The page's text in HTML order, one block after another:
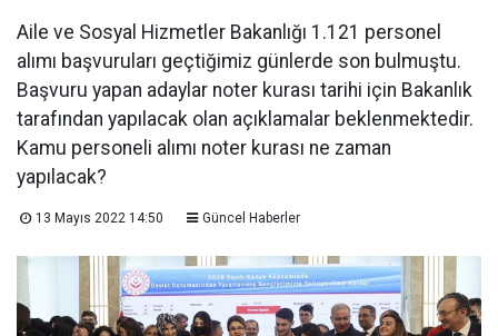
Aile ve Sosyal Hizmetler Bakanlığı 1.121 personel
alımı başvuruları geçtiğimiz günlerde son bulmuştu.
Başvuru yapan adaylar noter kurası tarihi için Bakanlık
tarafından yapılacak olan açıklamalar beklenmektedir.
Kamu personeli alımı noter kurası ne zaman
yapılacak?
13 Mayıs 2022 14:50 Güncel Haberler